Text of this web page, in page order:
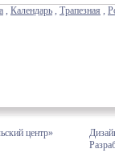
, Календарь , Трапезная ,
центр»